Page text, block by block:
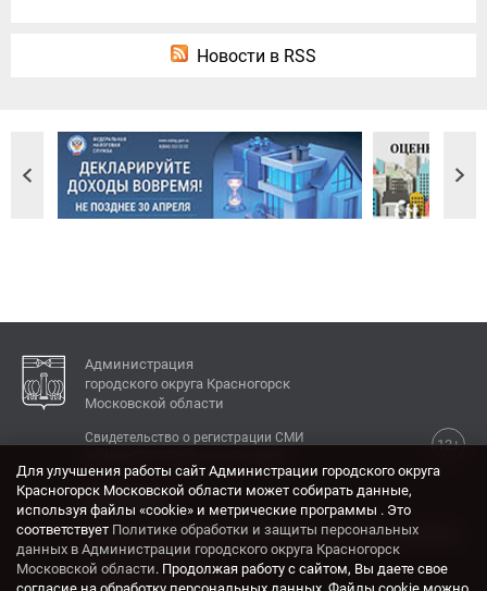
Новости в RSS
Администрация
городского округа Красногорск
Московской области
12+
Свидетельство о регистрации СМИ
КОНТАКТЫ
Адрес: 143404, Московская область, г. Красногорск,
ул. Ленина, дом 4.
Электронная почта:
Для улучшения работы сайт Администрации городского округа
Красногорск Московской области может собирать данные,
используя файлы «cookie» и метрические программы . Это
соответствует Политике обработки и защиты персональных
данных в Администрации городского округа Красногорск
Московской области. Продолжая работу с сайтом, Вы даете свое